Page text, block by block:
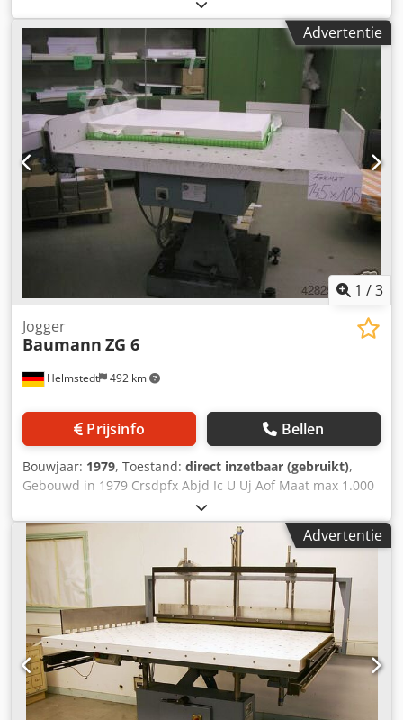
Advertentie
1 /3
Helmstedt 492 km
Jogger
Baumann ZG 6
Prijsinfo Bellen
Bouwjaar: 1979, Toestand: direct inzetbaar (gebruikt),
Gebouwd in 1979 Crsdpfx Abjd Ic U Uj Aof Maat max 1.000
x 1.400 mm Uitrusting • lucht stralen in tabel
Advertentie